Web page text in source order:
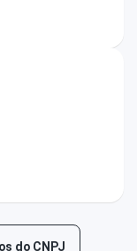
do CNPJ